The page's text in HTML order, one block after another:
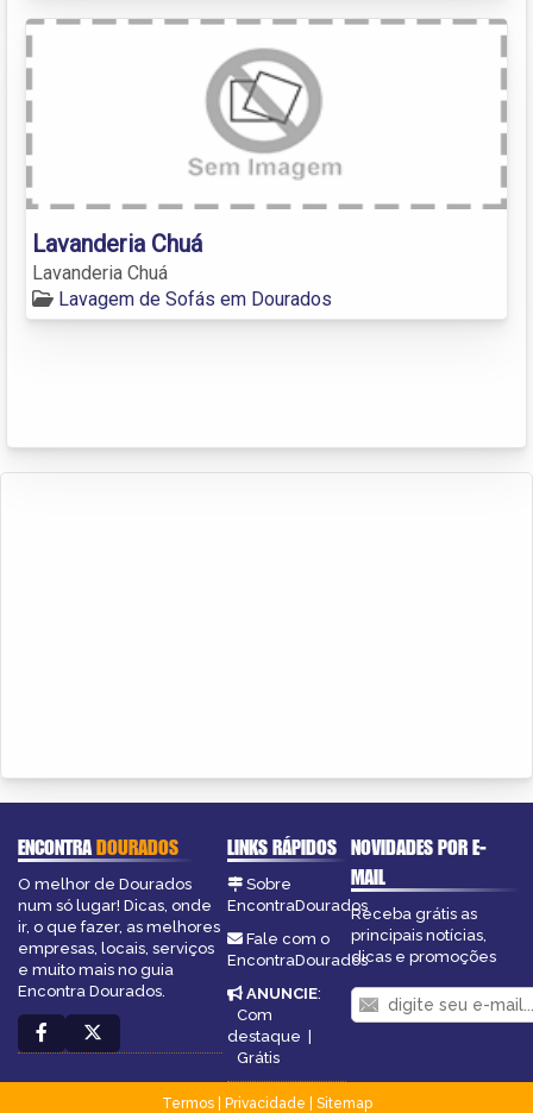
Lavanderia Chuá
Lavanderia Chuá
Lavagem de Sofás em Dourados
ENCONTRADOURADOS
O melhor de Dourados
num só lugar! Dicas, onde
ir, o que fazer, as melhores
empresas, locais, serviços
e muito mais no guia
Encontra Dourados.
LINKS RÁPIDOS
Sobre
EncontraDourados
Fale com o
EncontraDourados
ANUNCIE:
Com
destaque |
Grátis
NOVIDADES POR E-
MAIL
Receba grátis as
principais notícias,
dicas e promoções
Termos| Privacidade
Sitemap